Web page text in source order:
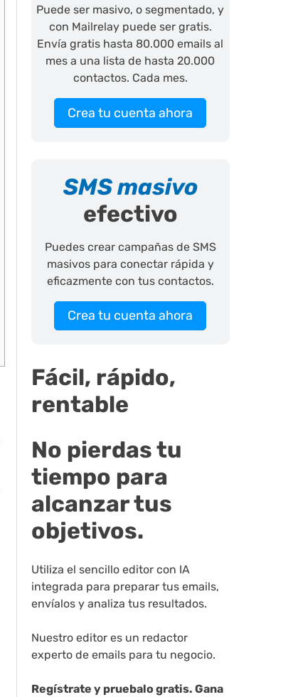
Puede ser masivo, o segmentado, y
con Mailrelay puede ser gratis.
Envía gratis hasta 80.000 emails al
mes a una lista de hasta 20.000
contactos. Cada mes.
Crea tu cuenta ahora
SMS masivo
efectivo
Puedes crear campañas de SMS
masivos para conectar rápida y
eficazmente con tus contactos.
Crea tu cuenta ahora
Fácil, rápido,
rentable
No pierdas tu
tiempo para
alcanzar tus
objetivos.
Utiliza el sencillo editor con IA
integrada para preparar tus emails,
envíalos y analiza tus resultados.
Nuestro editor es un redactor
experto de emails para tu negocio.
Regístrate y pruebalo gratis. Gana